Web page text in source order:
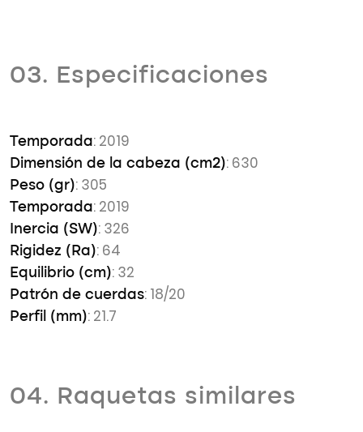
03. Especificaciones
Temporada: 2019
Dimensión de la cabeza (cm2): 630
Peso (gr): 305
Temporada: 2019
Inercia (SW): 326
Rigidez (Ra): 64
Equilibrio (cm): 32
Patrón de cuerdas: 18/20
Perfil (mm): 21.7
04. Raquetas similares